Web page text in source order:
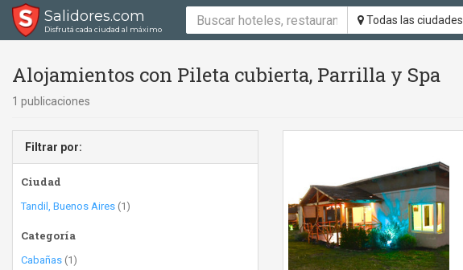
Salidores.com
Disfrutá cada ciudad al máximo
Todas las ciudades
Alojamientos con Pileta cubierta, Parrilla y Spa
1 publicaciones
Filtrar por:
Ciudad
Tandil, Buenos Aires (1)
Categoría
Cabañas (1)